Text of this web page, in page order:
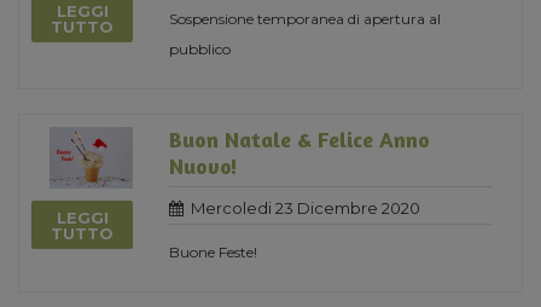
LEGGI
TUTTO
Sospensione temporanea di apertura al
pubblico
LEGGI
TUTTO
Buon Natale & Felice Anno
Nuovo!
Mercoledi 23 Dicembre 2020
Buone Feste!